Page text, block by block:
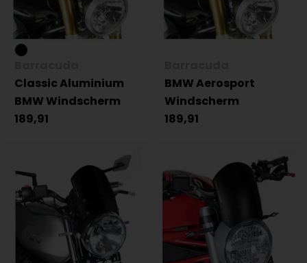
Classic Aluminium
BMW Windscherm
189,91
BMW Aerosport
Windscherm
189,91